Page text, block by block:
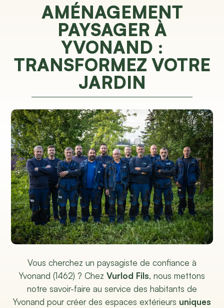
AMÉNAGEMENT
PAYSAGER À
YVONAND :
TRANSFORMEZ VOTRE
JARDIN
Vous cherchez un paysagiste de confiance à
Yvonand (1462) ? Chez Vurlod Fils, nous mettons
notre savoir-faire au service des habitants de
Yvonand pour créer des espaces extérieurs uniques